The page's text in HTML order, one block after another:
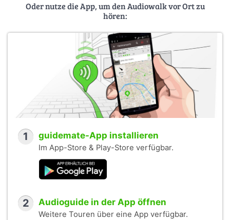
Oder nutze die App, um den Audiowalk vor Ort zu
hören:
1 guidemate-App installieren
Im App-Store & Play-Store verfügbar.
2 Audioguide in der App öffnen
Weitere Touren über eine App verfügbar.